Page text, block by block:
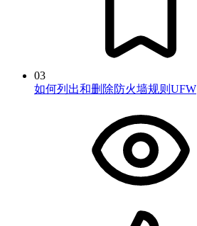
03
如何列出和删除防火墙规则UFW